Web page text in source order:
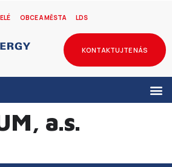
OBCE A MĚSTA LDS
KONTAKTUJTE NÁS
a.s.